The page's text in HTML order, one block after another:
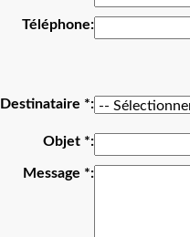
Téléphone
Destinataire *
Objet *
Message *